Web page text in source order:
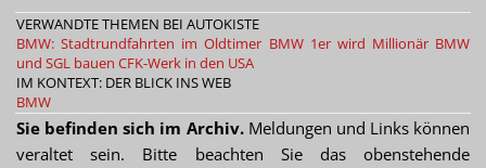
VERWANDTE THEMEN BEI AUTOKISTE
BMW: Stadtrundfahrten im Oldtimer BMW 1er wird Millionär BMW
und SGL bauen CFK-Werk in den USA
IM KONTEXT: DER BLICK INS WEB
BMW
Sie befinden sich im Archiv.Meldungen und Links können
veraltet sein. Bitte beachten Sie das obenstehende